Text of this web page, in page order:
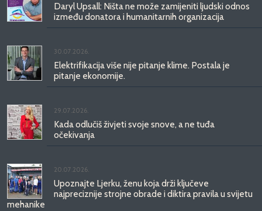
Daryl Upsall: Ništa ne može zamijeniti ljudski odnos
između donatora i humanitarnih organizacija
30.07.2026.
Elektrifikacija više nije pitanje klime. Postala je
pitanje ekonomije.
29.07.2026.
Kada odlučiš živjeti svoje snove, a ne tuđa
očekivanja
20.07.2026.
Upoznajte Ljerku, ženu koja drži ključeve
najpreciznije strojne obrade i diktira pravila u svijetu
mehanike